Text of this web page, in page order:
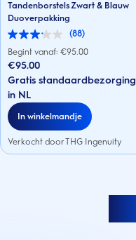
Tandenborstels Zwart & Blauw
Duoverpakking
(88)
3.1
van
de
5
sterren.
88
beoordelingen
Begint vanaf: €95.00
€95.00
Gratis standaardbezorging
in NL
In winkelmandje
Verkocht door THG Ingenuity